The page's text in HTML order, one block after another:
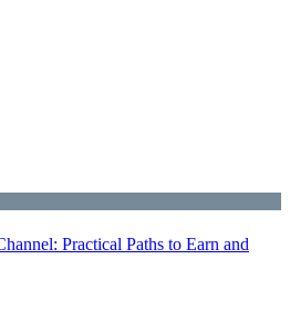
Practical Paths to Earn and